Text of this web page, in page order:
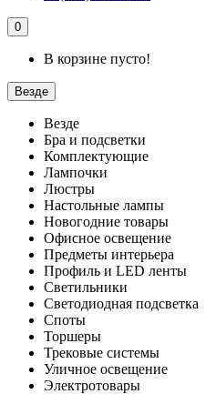
0
В корзине пусто!
Везде
Везде
Бра и подсветки
Комплектующие
Лампочки
Люстры
Настольные лампы
Новогодние товары
Офисное освещение
Предметы интерьера
Профиль и LED ленты
Светильники
Светодиодная подсветка
Споты
Торшеры
Трековые системы
Уличное освещение
Электротовары